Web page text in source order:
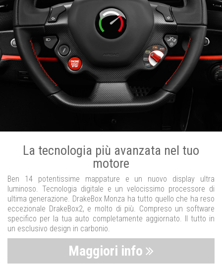
La tecnologia più avanzata nel tuo
motore
Ben 14 potentissime mappature e un nuovo display ultra
luminoso. Tecnologia digitale e un velocissimo processore di
ultima generazione. DrakeBox Monza ha tutto quello che ha reso
eccezionale DrakeBox2, e molto di più. Compreso un software
specifico per la tua auto completamente aggiornato. Il tutto in
un esclusivo design in carbonio.
Maggiori info